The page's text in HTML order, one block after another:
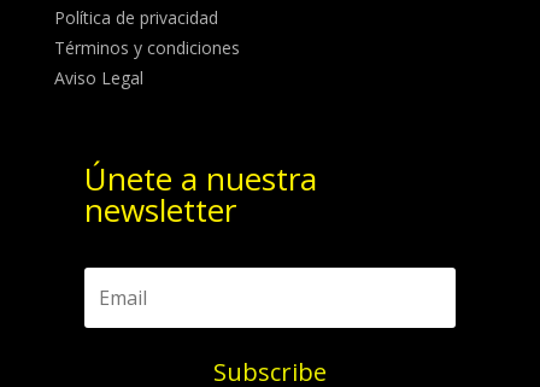
Política de privacidad
Términos y condiciones
Aviso Legal
Únete a nuestra
newsletter
Subscribe